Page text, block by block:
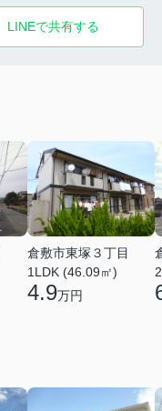
LINEで共有する
倉敷市東塚３丁目
1LDK (46.09㎡)
4.9万円